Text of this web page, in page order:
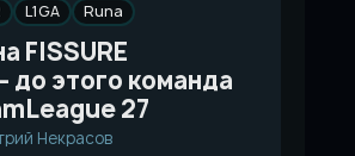
L1GA Runa
FISSURE
до этого команда
27
Некрасов